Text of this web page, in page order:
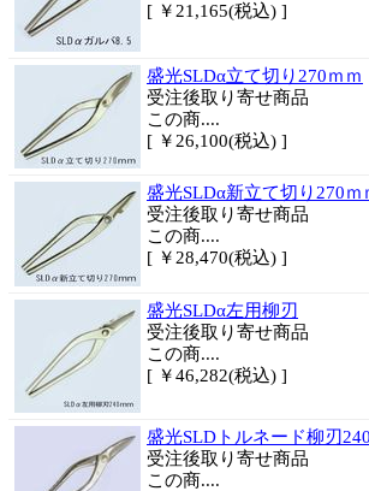
[ ￥21,165(税込) ]
盛光SLDα立て切り270ｍｍ
受注後取り寄せ商品
この商....
[ ￥26,100(税込) ]
盛光SLDα新立て切り270ｍ
受注後取り寄せ商品
この商....
[ ￥28,470(税込) ]
盛光SLDα左用柳刃
受注後取り寄せ商品
この商....
[ ￥46,282(税込) ]
盛光SLDトルネード柳刃
受注後取り寄せ商品
この商....